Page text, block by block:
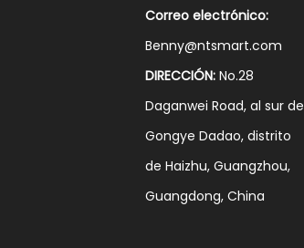
Correo electrónico:
Benny@ntsmart.com
DIRECCIÓN: No.28
Daganwei Road, al sur de
Gongye Dadao, distrito
de Haizhu, Guangzhou,
Guangdong, China